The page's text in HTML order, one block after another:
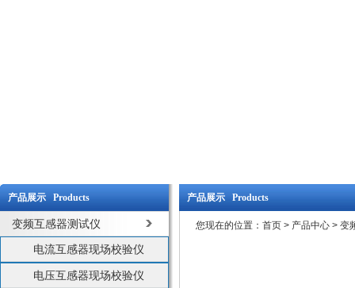
产品展示 Products
变频互感器测试仪
电流互感器现场校验仪
电压互感器现场校验仪
产品展示 Products
您现在的位置： 首页 > 产品中心 > 变